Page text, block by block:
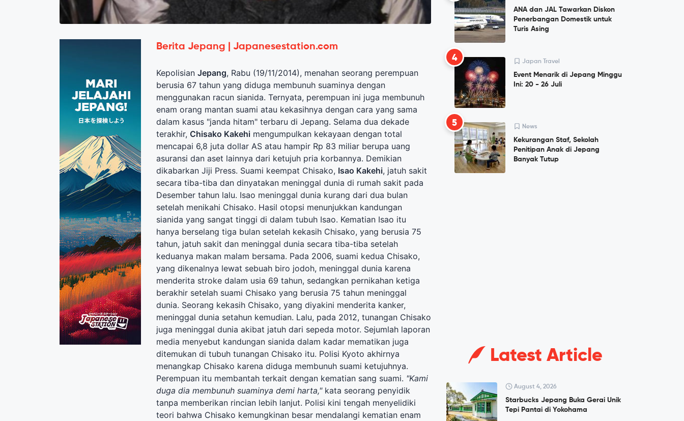
Berita Jepang | Japanesestation.com
Kepolisian Jepang, Rabu (19/11/2014), menahan seorang perempuan
berusia 67 tahun yang diduga membunuh suaminya dengan
menggunakan racun sianida. Ternyata, perempuan ini juga membunuh
enam orang mantan suami atau kekasihnya dengan cara yang sama
dalam kasus "janda hitam" terbaru di Jepang. Selama dua dekade
terakhir, Chisako Kakehi mengumpulkan kekayaan dengan total
mencapai 6,8 juta dollar AS atau hampir Rp 83 miliar berupa uang
asuransi dan aset lainnya dari ketujuh pria korbannya. Demikian
dikabarkan Jiji Press. Suami keempat Chisako, Isao Kakehi, jatuh sakit
secara tiba-tiba dan dinyatakan meninggal dunia di rumah sakit pada
Desember tahun lalu. Isao meninggal dunia kurang dari dua bulan
setelah menikahi Chisako. Hasil otopsi menunjukkan kandungan
sianida yang sangat tinggi di dalam tubuh Isao. Kematian Isao itu
hanya berselang tiga bulan setelah kekasih Chisako, yang berusia 75
tahun, jatuh sakit dan meninggal dunia secara tiba-tiba setelah
keduanya makan malam bersama. Pada 2006, suami kedua Chisako,
yang dikenalnya lewat sebuah biro jodoh, meninggal dunia karena
menderita stroke dalam usia 69 tahun, sedangkan pernikahan ketiga
berakhir setelah suami Chisako yang berusia 75 tahun meninggal
dunia. Seorang kekasih Chisako, yang diyakini menderita kanker,
meninggal dunia setahun kemudian. Lalu, pada 2012, tunangan Chisako
juga meninggal dunia akibat jatuh dari sepeda motor. Sejumlah laporan
media menyebut kandungan sianida dalam kadar mematikan juga
ditemukan di tubuh tunangan Chisako itu. Polisi Kyoto akhirnya
menangkap Chisako karena diduga membunuh suami ketujuhnya.
Perempuan itu membantah terkait dengan kematian sang suami. "Kami
duga dia membunuh suaminya demi harta,"kata seorang penyidik
tanpa memberikan rincian lebih lanjut. Polisi kini tengah menyelidiki
teori bahwa Chisako kemungkinan besar mendalangi kematian enam
ANA dan JAL Tawarkan Diskon
Penerbangan Domestik untuk
Turis Asing
4 Japan Travel
Event Menarik di Jepang Minggu
Ini: 20 - 26 Juli
5 News
Kekurangan Staf, Sekolah
Penitipan Anak di Jepang
Banyak Tutup
Latest Article
August 4, 2026
Starbucks Jepang Buka Gerai Unik
Tepi Pantai di Yokohama